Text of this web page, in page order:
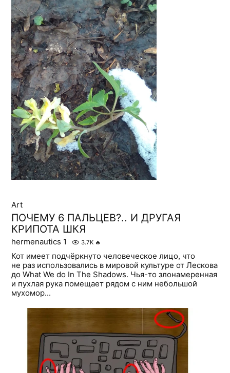
Art
ПОЧЕМУ 6 ПАЛЬЦЕВ?.. И ДРУГАЯ
КРИПОТА ШКЯ
hermenautics 1 3.7K 🔥
Кот имеет подчёркнуто человеческое лицо, что
не раз использовались в мировой культуре от Лескова
дo What We do In The Shadows. Чья-то злонамеренная
и пухлая рука помещает рядом с ним небольшой
мухомор...